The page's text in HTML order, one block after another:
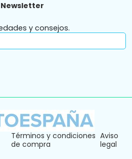
y consejos.
Términos y condiciones
de compra
Aviso
legal